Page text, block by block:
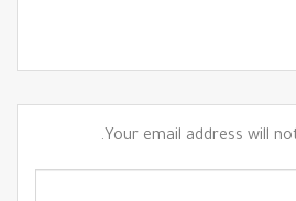
Your email address will